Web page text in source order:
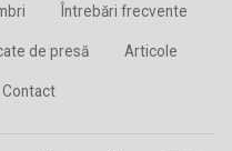
Întrebări frecvente
de presă Articole
Contact